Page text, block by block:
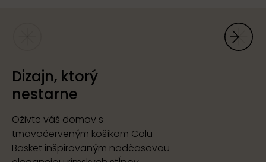
Dizajn, ktorý
nestarne
Oživte váš domov s
tmavočerveným košíkom Colu
Basket inšpirovaným nadčasovou